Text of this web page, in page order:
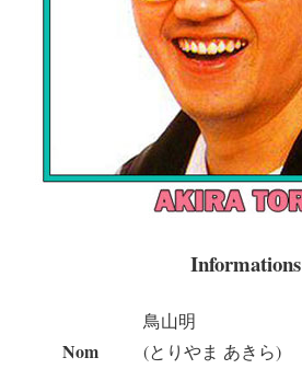
Informations
Nom
鳥山明
(とりやま あきら)